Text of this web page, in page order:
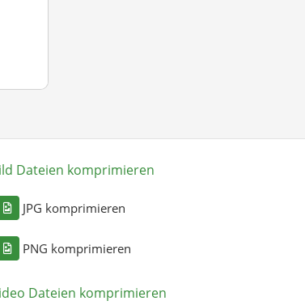
Dateien komprimieren
JPG komprimieren
PNG komprimieren
Dateien komprimieren